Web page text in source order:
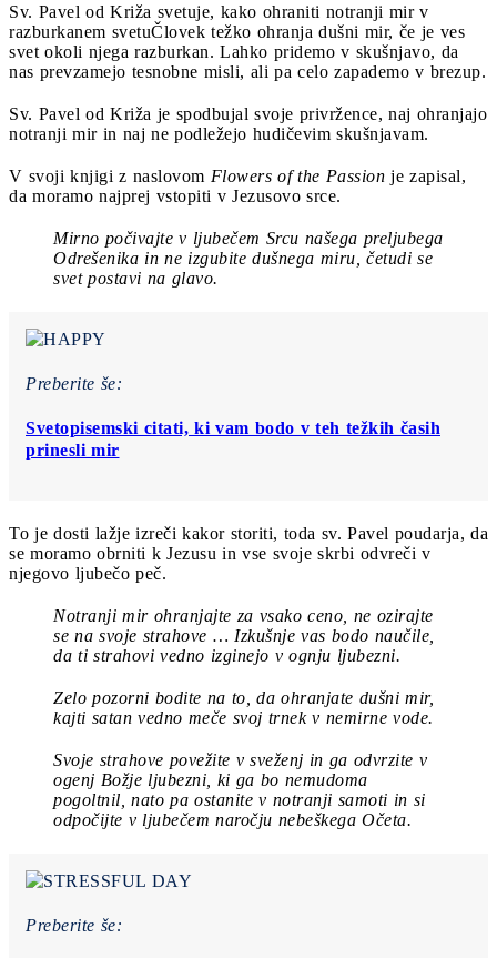
Sv. Pavel od Križa svetuje, kako ohraniti notranji mir v
razburkanem svetuČlovek težko ohranja dušni mir, če je ves
svet okoli njega razburkan. Lahko pridemo v skušnjavo, da
nas prevzamejo tesnobne misli, ali pa celo zapademo v brezup.
Sv. Pavel od Križa je spodbujal svoje privržence, naj ohranjajo
notranji mir in naj ne podležejo hudičevim skušnjavam.
V svoji knjigi z naslovom Flowers of the Passion je zapisal,
da moramo najprej vstopiti v Jezusovo srce.
Mirno počivajte v ljubečem Srcu našega preljubega
Odrešenika in ne izgubite dušnega miru, četudi se
svet postavi na glavo.
Preberite še:
Svetopisemski citati, ki vam bodo v teh težkih časih
prinesli mir
To je dosti lažje izreči kakor storiti, toda sv. Pavel poudarja, da
se moramo obrniti k Jezusu in vse svoje skrbi odvreči v
njegovo ljubečo peč.
Notranji mir ohranjajte za vsako ceno, ne ozirajte
se na svoje strahove … Izkušnje vas bodo naučile,
da ti strahovi vedno izginejo v ognju ljubezni.
Zelo pozorni bodite na to, da ohranjate dušni mir,
kajti satan vedno meče svoj trnek v nemirne vode.
Svoje strahove povežite v sveženj in ga odvrzite v
ogenj Božje ljubezni, ki ga bo nemudoma
pogoltnil, nato pa ostanite v notranji samoti in si
odpočijte v ljubečem naročju nebeškega Očeta.
Preberite še: